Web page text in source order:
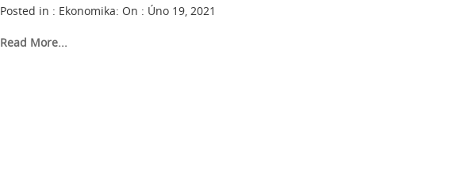
Posted in : Ekonomika: On : Úno 19, 2021
Read More...